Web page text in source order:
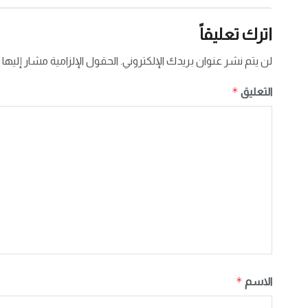
اترك تعليقاً
لن يتم نشر عنوان بريدك الإلكتروني. الحقول الإلزامية مشار إليها
التعليق *
الاسم *